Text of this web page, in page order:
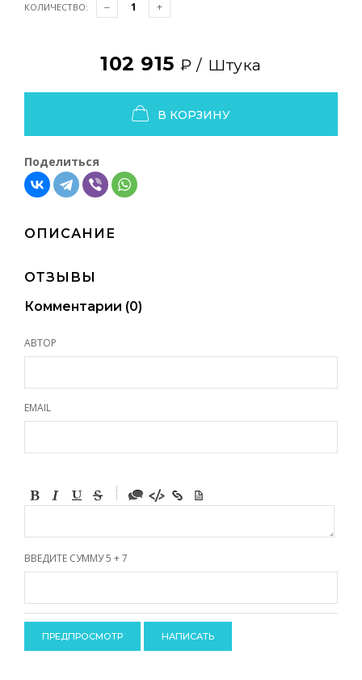
КОЛИЧЕСТВО:
102 915₽ / Штука
В КОРЗИНУ
Поделиться
ОПИСАНИЕ
ОТЗЫВЫ
Комментарии (0)
АВТОР
EMAIL
-
-
-
-
-
-
ВВЕДИТЕ СУММУ 5 + 7